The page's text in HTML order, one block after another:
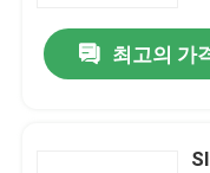
품질 관리
최고의 가